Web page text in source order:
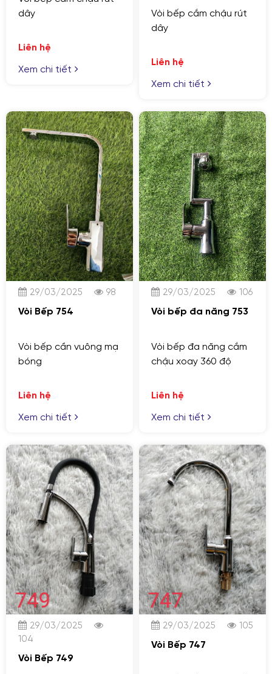
dây
Liên hệ
Xem chi tiết
Vòi bếp cắm chậu rút
dây
Liên hệ
Xem chi tiết
29/03/2025 98
Vòi Bếp 754
Vòi bếp cần vuông mạ
bóng
Liên hệ
Xem chi tiết
29/03/2025 106
Vòi bếp đa năng 753
Vòi bếp đa năng cắm
chậu xoay 360 độ
Liên hệ
Xem chi tiết
29/03/2025
104
Vòi Bếp 749
29/03/2025 105
Vòi Bếp 747